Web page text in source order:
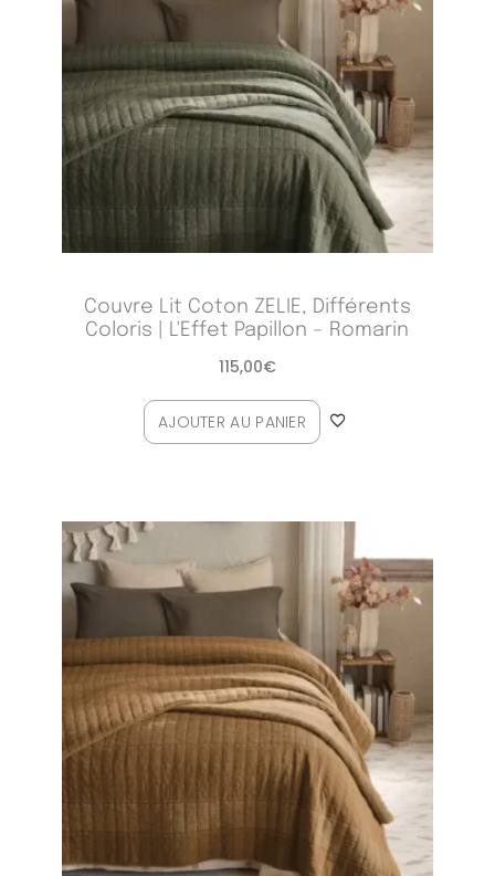
Couvre Lit Coton ZELIE, Différents
Coloris | L'Effet Papillon – Romarin
115,00€
AJOUTER AU PANIER